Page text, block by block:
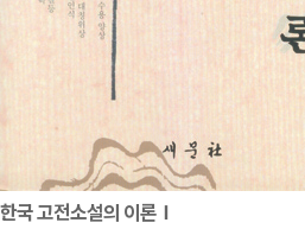
한국 고전소설의 이론Ⅰ